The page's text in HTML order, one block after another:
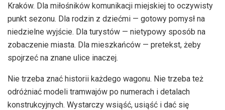
Kraków. Dla miłośników komunikacji miejskiej to oczywisty
punkt sezonu. Dla rodzin z dziećmi — gotowy pomysł na
niedzielne wyjście. Dla turystów — nietypowy sposób na
zobaczenie miasta. Dla mieszkańców — pretekst, żeby
spojrzeć na znane ulice inaczej.
Nie trzeba znać historii każdego wagonu. Nie trzeba też
odróżniać modeli tramwajów po numerach i detalach
konstrukcyjnych. Wystarczy wsiąść, usiąść i dać się